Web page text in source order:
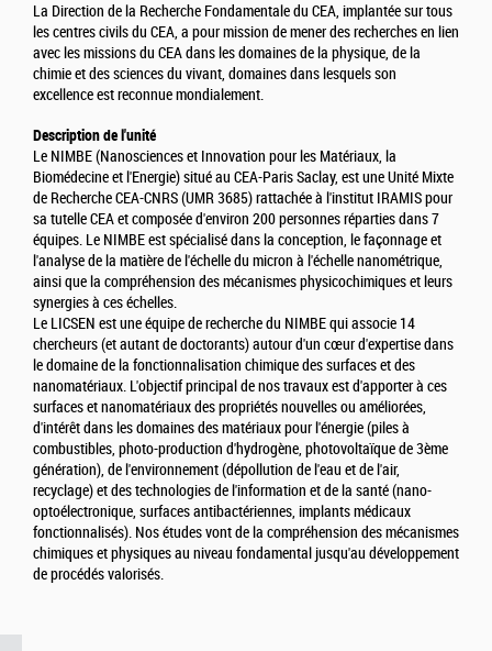
La Direction de la Recherche Fondamentale du CEA, implantée sur tous
les centres civils du CEA, a pour mission de mener des recherches en lien
avec les missions du CEA dans les domaines de la physique, de la
chimie et des sciences du vivant, domaines dans lesquels son
excellence est reconnue mondialement.
Description de l'unité
Le NIMBE (Nanosciences et Innovation pour les Matériaux, la
Biomédecine et l'Energie) situé au CEA-Paris Saclay, est une Unité Mixte
de Recherche CEA-CNRS (UMR 3685) rattachée à l'institut IRAMIS pour
sa tutelle CEA et composée d'environ 200 personnes réparties dans 7
équipes. Le NIMBE est spécialisé dans la conception, le façonnage et
l'analyse de la matière de l'échelle du micron à l'échelle nanométrique,
ainsi que la compréhension des mécanismes physicochimiques et leurs
synergies à ces échelles.
Le LICSEN est une équipe de recherche du NIMBE qui associe 14
chercheurs (et autant de doctorants) autour d'un cœur d'expertise dans
le domaine de la fonctionnalisation chimique des surfaces et des
nanomatériaux. L'objectif principal de nos travaux est d'apporter à ces
surfaces et nanomatériaux des propriétés nouvelles ou améliorées,
d'intérêt dans les domaines des matériaux pour l'énergie (piles à
combustibles, photo-production d'hydrogène, photovoltaïque de 3ème
génération), de l'environnement (dépollution de l'eau et de l'air,
recyclage) et des technologies de l'information et de la santé (nano-
optoélectronique, surfaces antibactériennes, implants médicaux
fonctionnalisés). Nos études vont de la compréhension des mécanismes
chimiques et physiques au niveau fondamental jusqu'au développement
de procédés valorisés.